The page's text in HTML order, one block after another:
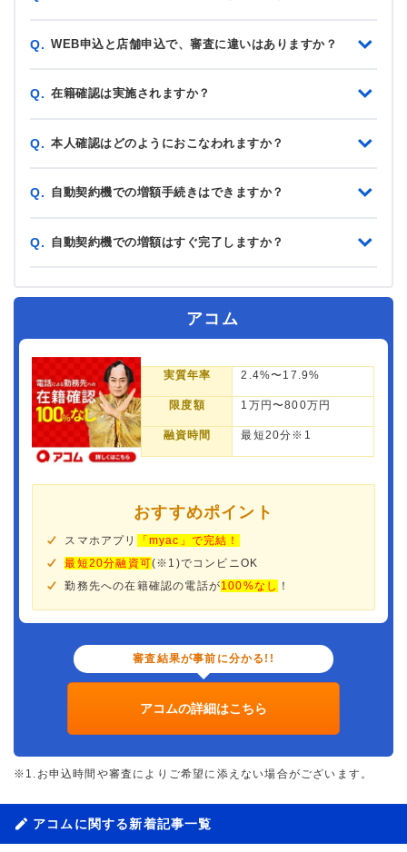
Q. WEB申込と店舗申込で、審査に違いはありますか？
Q. 在籍確認は実施されますか？
Q. 本人確認はどのようにおこなわれますか？
Q. 自動契約機での増額手続きはできますか？
Q. 自動契約機での増額はすぐ完了しますか？
アコム
実質年率 2.4%〜17.9%
限度額 1万円〜800万円
融資時間 最短20分※1
おすすめポイント
スマホアプリ
「myac」で完結！
最短20分融資可(※1)でコンビニOK
勤務先への在籍確認の電話が100%なし ！
審査結果が事前に分かる!!
アコムの詳細はこちら
※1.お申込時間や審査によりご希望に添えない場合がございます。
アコムに関する新着記事一覧